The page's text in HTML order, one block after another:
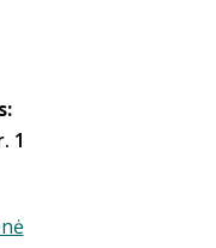
1